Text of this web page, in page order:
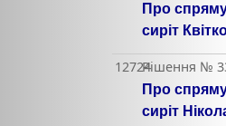
Про
сиріт
12724Рішення №
Про
сиріт